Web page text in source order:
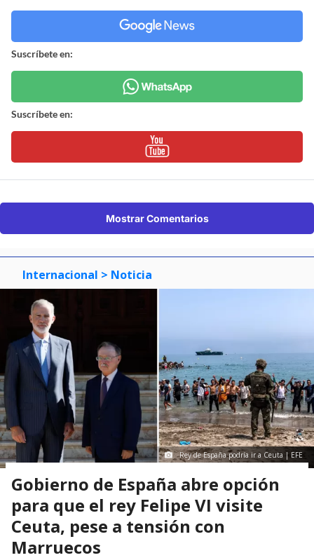
Suscríbete en:
Suscríbete en:
Mostrar Comentarios
Internacional > Noticia
Rey de España podría ir a Ceuta | EFE
Gobierno de España abre opción
para que el rey Felipe VI visite
Ceuta, pese a tensión con
Marruecos